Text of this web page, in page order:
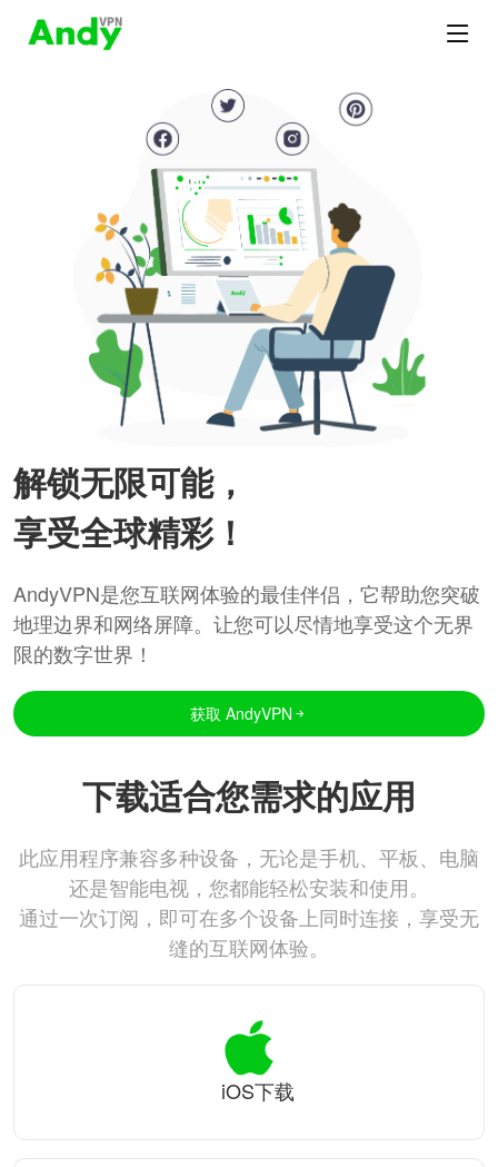
解锁无限可能，
享受全球精彩！
AndyVPN是您互联网体验的最佳伴侣，它帮助您突破
地理边界和网络屏障。让您可以尽情地享受这个无界
限的数字世界！
获取 AndyVPN
下载适合您需求的应用
此应用程序兼容多种设备，无论是手机、平板、电脑
还是智能电视，您都能轻松安装和使用。
通过一次订阅，即可在多个设备上同时连接，享受无
缝的互联网体验。
iOS下载